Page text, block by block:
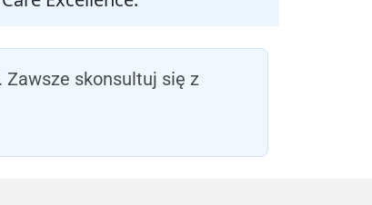
Zawsze skonsultuj się z